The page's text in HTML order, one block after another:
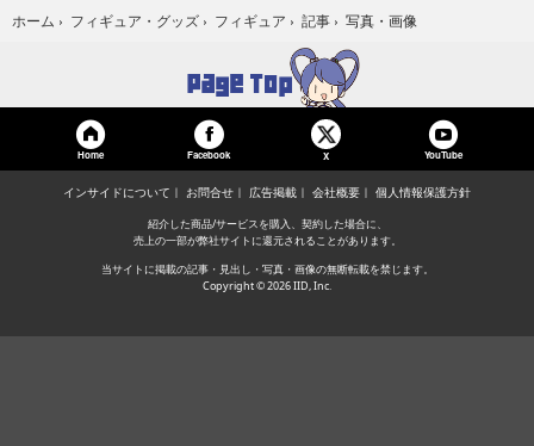
ホーム › フィギュア・グッズ › フィギュア › 記事 › 写真・画像
Home Facebook X YouTube
インサイドについて お問合せ 広告掲載 会社概要 個人情報保護方針
紹介した商品/サービスを購入、契約した場合に、
売上の一部が弊社サイトに還元されることがあります。
当サイトに掲載の記事・見出し・写真・画像の無断転載を禁じます。
Copyright © 2026 IID, Inc.